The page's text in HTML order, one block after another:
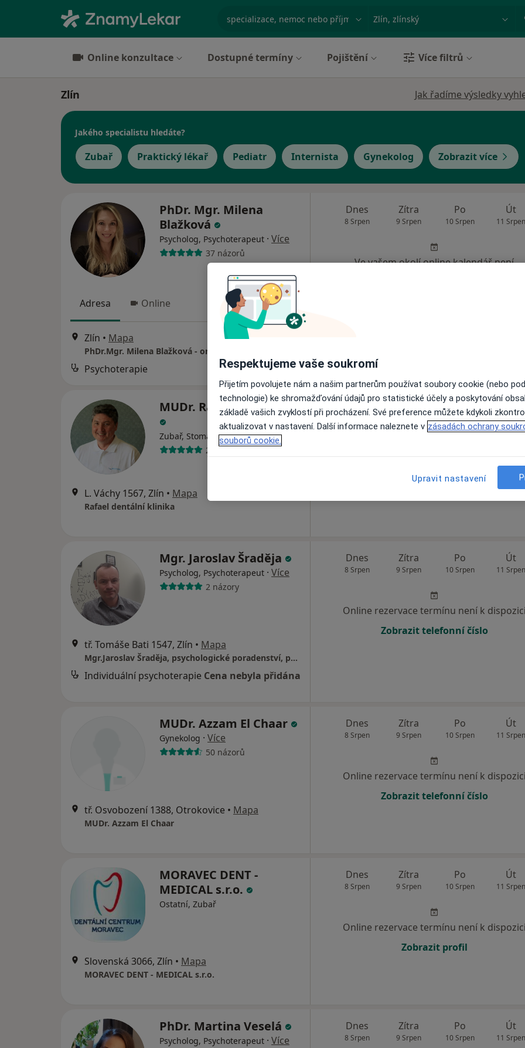
specializace, nemoc nebo příjmení Město nebo region
Online konzultace Dostupné termíny Pojištění Více filtrů
Zlín Jak řadíme výsledky
Jakého specialistu hledáte?
Zubař Praktický lékař Pediatr Internista Gynekolog Zobrazit více
PhDr. Mgr. Milena
Blažková
Psycholog, Psychoterapeut · Více
37 názorů
Adresa Online
Zlín • Mapa
PhDr.Mgr. Milena Blažková - online
Psychoterapie 1 500 Kč
Dnes
8 Srpen
Zítra
9 Srpen
Po
10 Srpen
Út
11 Srpen
Ve vašem okolí online kalendář není
MUDr. Rafael Chajrušev
Zubař, Stomatochirurg·Více
28 názorů
L. Váchy 1567, Zlín • Mapa
Rafael dentální klinika
Dnes
8 Srpen
Zítra
9 Srpen
Po
10 Srpen
Út
11
Zobrazit telefonní číslo
Mgr. Jaroslav Šraděja
Psycholog, Psychoterapeut · Více
2 názory
tř. Tomáše Bati 1547, Zlín • Mapa
Mgr.Jaroslav Šraděja, psychologické poradenství, psychoterapie
Individuální psychoterapie Cena nebyla přidána
Dnes
8 Srpen
Zítra
9 Srpen
Po
10 Srpen
Út
11 Srpen
Online rezervace termínu není k dispozici
Zobrazit telefonní číslo
MUDr. Azzam El Chaar
Gynekolog · Více
50 názorů
tř. Osvobození 1388, Otrokovice • Mapa
MUDr. Azzam El Chaar
Dnes
8 Srpen
Zítra
9 Srpen
Po
10 Srpen
Út
11 Srpen
Online rezervace termínu není k dispozici
Zobrazit telefonní číslo
MORAVEC DENT -
MEDICAL s.r.o.
Ostatní, Zubař
Slovenská 3066, Zlín • Mapa
MORAVEC DENT - MEDICAL s.r.o.
Dnes
8 Srpen
Zítra
9 Srpen
Po
10 Srpen
Út
11 Srpen
Online rezervace termínu není k dispozici
Zobrazit profil
PhDr. Martina Veselá
Psycholog, Psychoterapeut · Více
Dnes
8 Srpen
Zítra
9 Srpen
Po
10 Srpen
Út
11 Srpen
Respektujeme vaše soukromí
Přijetím povolujete nám a našim partnerům používat soubory cookie (nebo
technologie) ke shromažďování údajů pro statistické účely a poskytování
základě vašich zvyklostí při procházení. Své preference můžete kdykoli
aktualizovat v nastavení. Další informace naleznete v zásadách ochrany
souborů cookie.
Upravit nastavení